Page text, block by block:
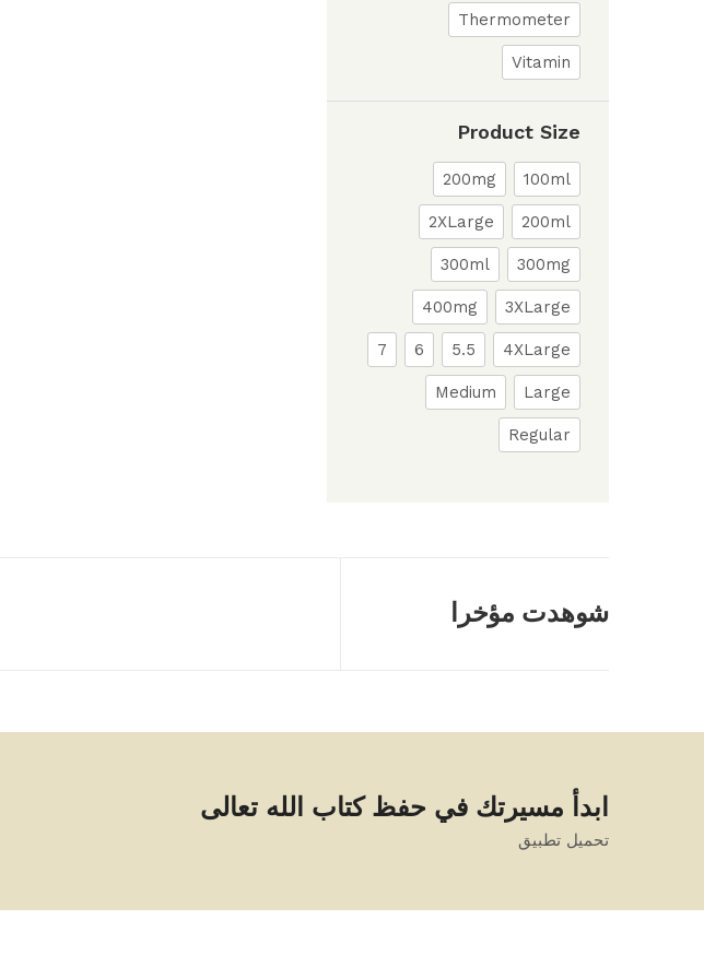
Thermometer
Vitamin
Product Size
100ml
200mg
200ml
2XLarge
300mg
300ml
3XLarge
400mg
4XLarge
5.5
6
7
Large
Medium
Regular
شوهدت مؤخرا
ابدأ مسيرتك في حفظ كتاب الله تعالى
تحميل تطبيق